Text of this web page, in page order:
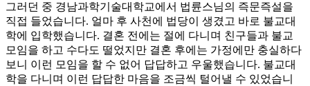
그러던 중 경남과학기술대학교에서 법륜스님의 즉문즉설을
직접 들었습니다. 얼마 후 사천에 법당이 생겼고 바로 불교대
학에 입학했습니다. 결혼 전에는 절에 다니며 친구들과 불교
모임을 하고 수다도 떨었지만 결혼 후에는 가정에만 충실하다
보니 이런 모임을 할 수 없어 답답하고 우울했습니다. 불교대
학을 다니며 이런 답답한 마음을 조금씩 털어낼 수 있었습니